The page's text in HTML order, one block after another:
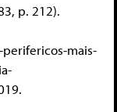
p. 212).
mais-